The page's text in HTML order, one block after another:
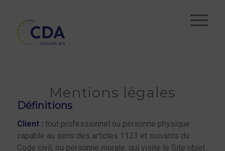
Mentions légales
Définitions
Client : tout professionnel ou personne physique
capable au sens des articles 1123 et suivants du
Code civil, ou personne morale, qui visite le Site objet